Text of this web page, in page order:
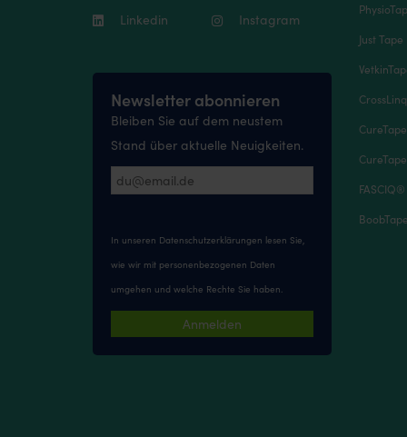
Linkedin Instagram
Newsletter abonnieren
Bleiben Sie auf dem neustem
Stand über aktuelle Neuigkeiten.
In unseren Datenschutzerklärungen lesen Sie,
wie wir mit personenbezogenen Daten
umgehen und welche Rechte Sie haben.
Anmelden
Just Tape
FASCIQ®